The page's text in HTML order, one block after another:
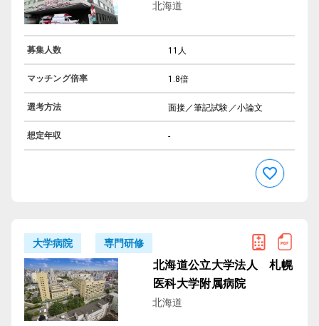
北海道
募集人数 11人
マッチング倍率 1.8倍
選考方法 面接／筆記試験／小論文
想定年収 -
大学病院 専門研修
北海道公立大学法人 札幌
医科大学附属病院
北海道